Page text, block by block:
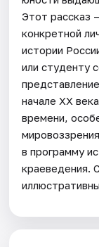
Этот рассказ
конкретной
истории
или студенту
начале XX
времени,
в программу
краеведения.